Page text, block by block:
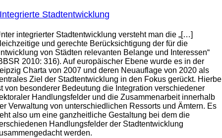
Integrierte Stadtentwicklung
integrierter Stadtentwicklung versteht man die „[…]
und gerechte Berücksichtigung der für die
von Städten relevanten Belange und Interessen“
2010: 316). Auf europäischer Ebene wurde es in der
Charta von 2007 und deren Neuauflage von 2020 als
Ziel der Stadtentwicklung in den Fokus gerückt.
von besonderer Bedeutung die Integration verschiedener
Handlungsfelder und die Zusammenarbeit innerhalb
Verwaltung von unterschiedlichen Ressorts und Ämtern. Es
also um eine ganzheitliche Gestaltung bei dem die
Handlungsfelder der Stadtentwicklung
werden.